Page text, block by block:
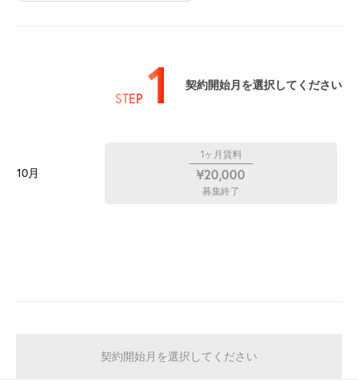
STEP 1 契約開始月を選択してください
10月
1ヶ月賃料
¥20,000
募集終了
契約開始月を選択してください